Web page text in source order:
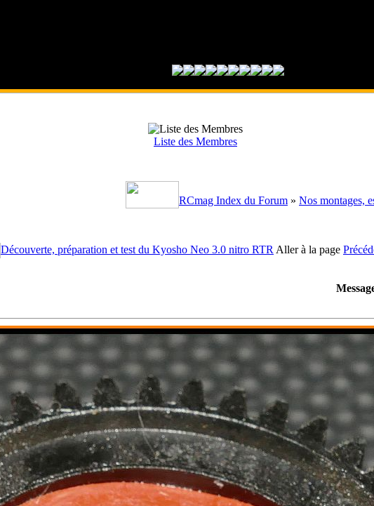
Liste des Membres
RCmag Index du Forum » Nos montages,
Découverte, préparation et test du Kyosho Neo 3.0 nitro RTR Aller à la page